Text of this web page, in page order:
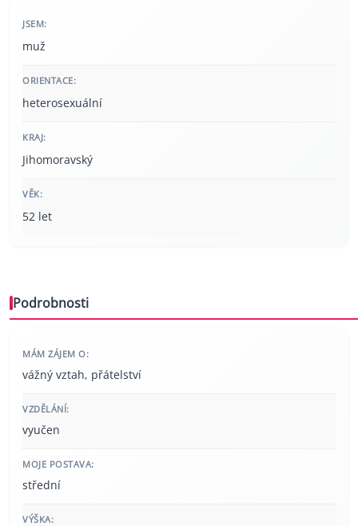
JSEM:
muž
ORIENTACE:
heterosexuální
KRAJ:
Jihomoravský
VĚK:
52 let
Podrobnosti
MÁM ZÁJEM O:
vážný vztah, přátelství
VZDĚLÁNÍ:
vyučen
MOJE POSTAVA:
střední
VÝŠKA: